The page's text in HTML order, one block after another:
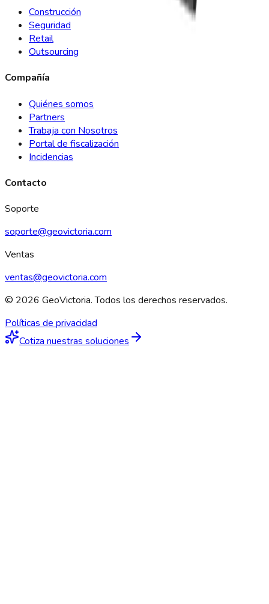
Construcción
Seguridad
Retail
Outsourcing
Compañía
Quiénes somos
Partners
Trabaja con Nosotros
Portal de fiscalización
Incidencias
Contacto
Soporte
soporte@geovictoria.com
Ventas
ventas@geovictoria.com
© 2026 GeoVictoria. Todos los derechos reservados.
Políticas de privacidad
Cotiza nuestras soluciones